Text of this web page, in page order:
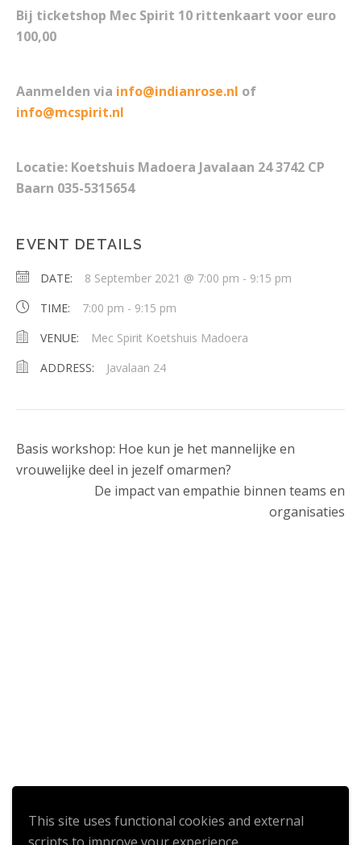
This site uses functional cookies and external
Bij ticketshop Mec Spirit 10 rittenkaart voor euro
100,00
Aanmelden via info@indianrose.nl of
info@mcspirit.nl
Locatie: Koetshuis Madoera Javalaan 24 3742 CP
Baarn 035-5315654
EVENT DETAILS
DATE: 8 September 2021 @ 7:00 pm - 9:15 pm
TIME:
7:00 pm - 9:15 pm
VENUE:
Mec Spirit Koetshuis Madoera
ADDRESS:
Javalaan 24
Basis workshop: Hoe kun je het mannelijke en
vrouwelijke deel in jezelf omarmen?
De impact van empathie binnen teams en
organisaties
Add to calendar